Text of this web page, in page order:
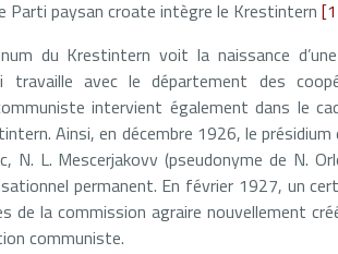
Parti paysan croate intègre le Krestintern
du Krestintern voit la naissance
travaille avec le département des
intervient également dans le
Ainsi, en décembre 1926, le
N. L. Mescerjakovv (pseudonyme de N.
permanent. En février 1927, un
de la commission agraire nouvellement
communiste.